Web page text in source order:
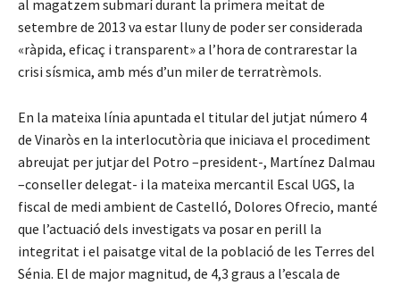
al magatzem submarí durant la primera meitat de
setembre de 2013 va estar lluny de poder ser considerada
«ràpida, eficaç i transparent» a l’hora de contrarestar la
crisi sísmica, amb més d’un miler de terratrèmols.
En la mateixa línia apuntada el titular del jutjat número 4
de Vinaròs en la interlocutòria que iniciava el procediment
abreujat per jutjar del Potro –president-, Martínez Dalmau
–conseller delegat- i la mateixa mercantil Escal UGS, la
fiscal de medi ambient de Castelló, Dolores Ofrecio, manté
que l’actuació dels investigats va posar en perill la
integritat i el paisatge vital de la població de les Terres del
Sénia. El de major magnitud, de 4,3 graus a l’escala de